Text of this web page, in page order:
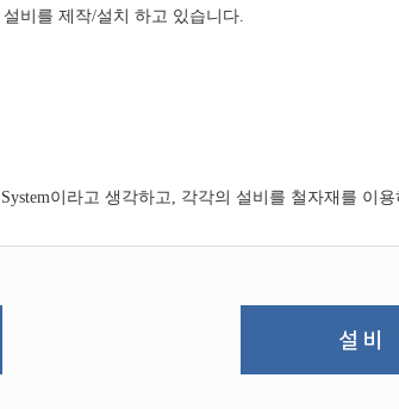
비를 제작/설치 하고 있습니다.
이라고 생각하고, 각각의 설비를 철자재를 이